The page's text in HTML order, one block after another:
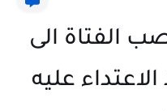
الفتاة الى
عليه